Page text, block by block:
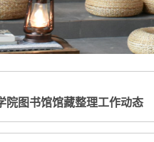
院图书馆馆藏整理工作动态